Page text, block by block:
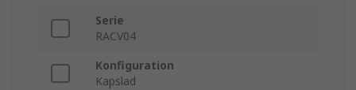
Serie
RACV04
Konfiguration
Kapslad